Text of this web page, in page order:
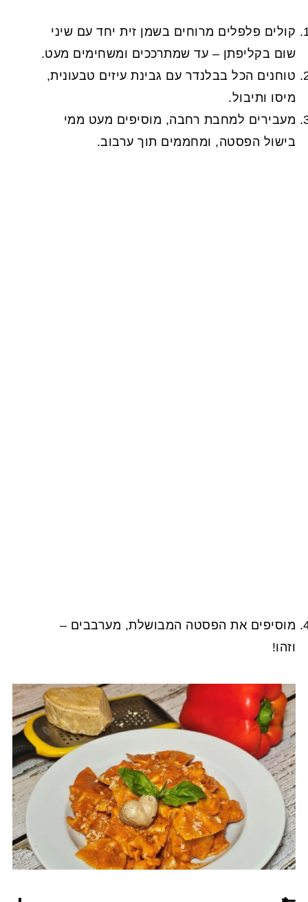
קולים פלפלים מרוחים בשמן זית יחד עם שיני
שום בקליפתן – עד שמתרככים ומשחימים מעט.
טוחנים הכל בבלנדר עם גבינת עיזים טבעונית,
מיסו ותיבול.
מעבירים למחבת רחבה, מוסיפים מעט ממי
בישול הפסטה, ומחממים תוך ערבוב.
מוסיפים את הפסטה המבושלת, מערבבים –
וזהו!